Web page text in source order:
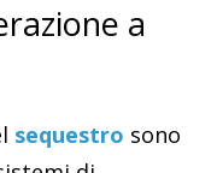
a
sequestro sono